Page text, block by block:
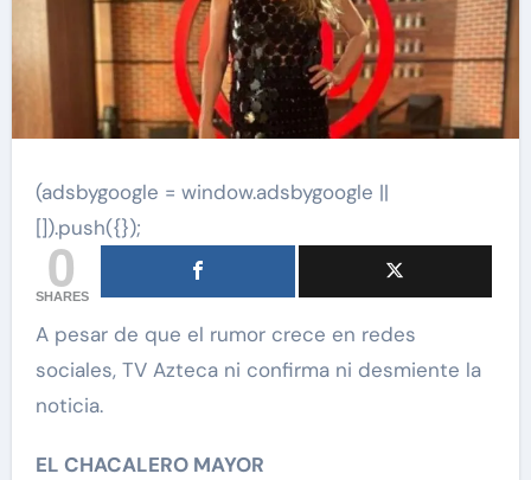
(adsbygoogle = window.adsbygoogle ||
[]).push({});
0
SHARES
A pesar de que el rumor crece en redes
sociales, TV Azteca ni confirma ni desmiente la
noticia.
EL CHACALERO MAYOR